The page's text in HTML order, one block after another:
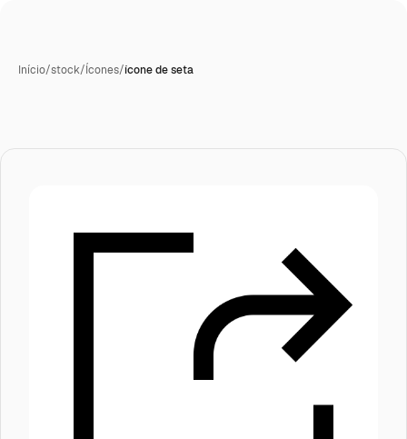
Início/stock/Ícones/ícone de seta